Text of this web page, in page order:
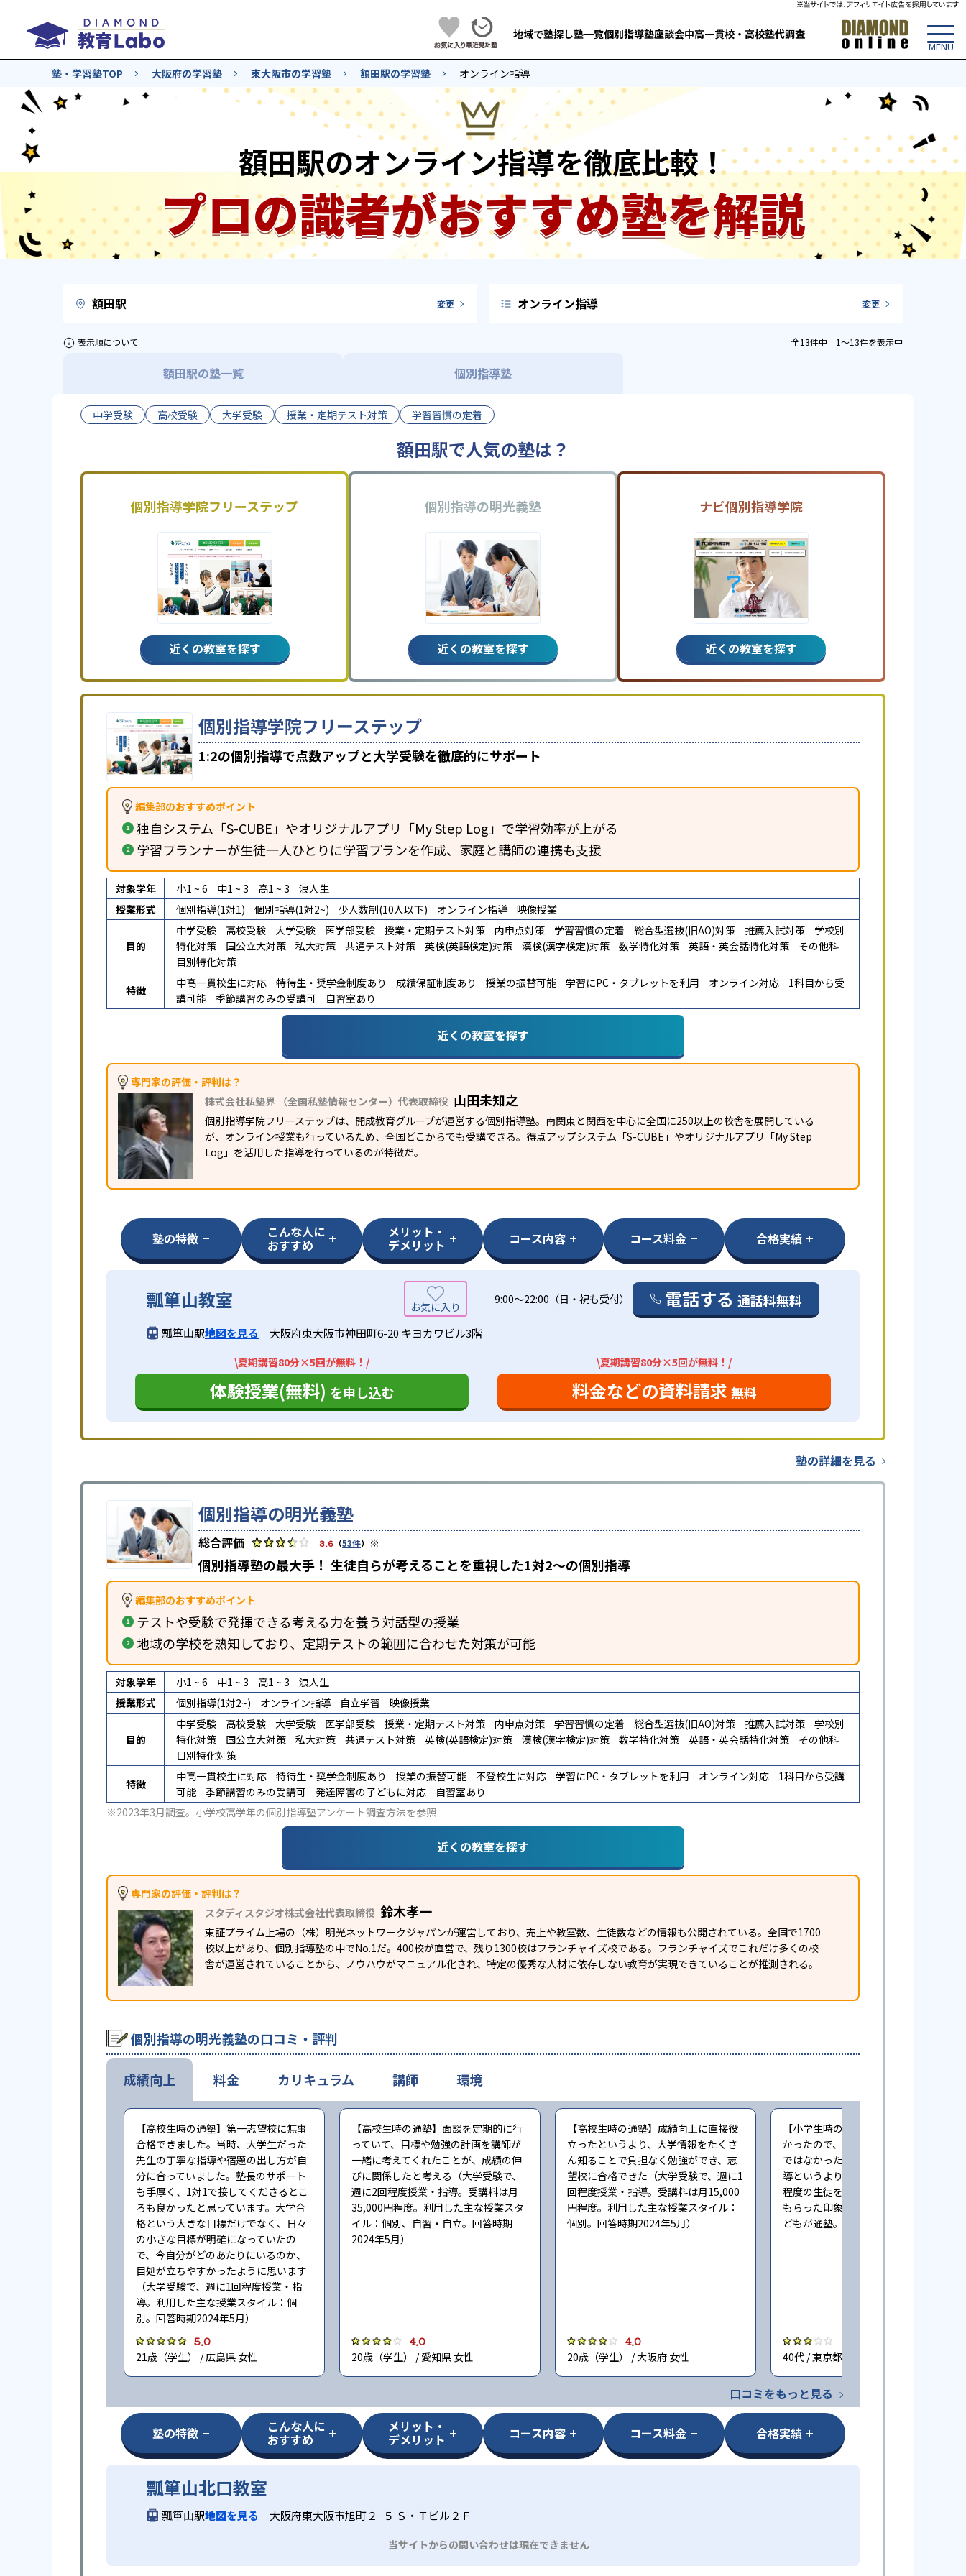
地域で塾探し塾一覧個別指導塾座談会中高一貫校・高校塾代調査
塾・学習塾TOP 大阪府の学習塾 東大阪市の学習塾 額田駅の学習塾 オンライン指導
額田駅のオンライン指導を徹底比較！
プロの識者がおすすめ塾を解説
額田駅 変更 オンライン指導 変更
表示順について 全13件中 1〜13件を表示中
額田駅の塾一覧 個別指導塾
中学受験 高校受験 大学受験 授業・定期テスト対策 学習習慣の定着
額田駅で人気の塾は？
個別指導学院フリーステップ
近くの教室を探す
個別指導の明光義塾
近くの教室を探す
ナビ個別指導学院
近くの教室を探す
個別指導学院フリーステップ
1:2の個別指導で点数アップと大学受験を徹底的にサポート
編集部のおすすめポイント
独自システム「S-CUBE」やオリジナルアプリ「My Step Log」で学習効率が上がる
学習プランナーが生徒一人ひとりに学習プランを作成、家庭と講師の連携も支援
対象学年 小1 ~ 6 中1 ~ 3 高1 ~ 3
浪人生
授業形式
個別指導(1対1) 個別指導(1対2~) 少人数制(10人以下) オンライン指導 映像授業
目的
中学受験 高校受験 大学受験 医学部受験 授業・定期テスト対策 内申点対策 学習習慣の定着 総合型選抜(旧AO)対策 推薦入試対策
学校別
特化対策
国公立大対策 私大対策 共通テスト対策 英検(英語検定)対策 漢検(漢字検定)対策 数学特化対策 英語・英会話特化対策
その他科
目別特化対策
特徴
中高一貫校生に対応 特待生・奨学金制度あり 成績保証制度あり 授業の振替可能 学習にPC・タブレットを利用 オンライン対応
1科目から受
講可能
季節講習のみの受講可 自習室あり
近くの教室を探す
専門家の評価・評判は？
株式会社私塾界 （全国私塾情報センター）代表取締役 山田未知之
個別指導学院フリーステップは、開成教育グループが運営する個別指導塾。南関東と関西を中心に全国に250以上の校舎を展開している
が、オンライン授業も行っているため、全国どこからでも受講できる。得点アップシステム「S-CUBE」やオリジナルアプリ「My Step
Log」を活用した指導を行っているのが特徴だ。
塾の特徴 こんな人に
おすすめ
メリット・
デメリット コース内容 コース料金 合格実績
瓢箪山教室 9:00～22:00（日・祝も受付） 電話する 通話料無料
瓢箪山駅地図を見る 大阪府東大阪市神田町6-20 キヨカワビル3階
\夏期講習80分×5回が無料！/
体験授業(無料) を申し込む
\夏期講習80分×5回が無料！/
料金などの資料請求 無料
塾の詳細を見る
個別指導の明光義塾
3.6 （53件） ※
個別指導塾の最大手！ 生徒自らが考えることを重視した1対2〜の個別指導
編集部のおすすめポイント
テストや受験で発揮できる考える力を養う対話型の授業
地域の学校を熟知しており、定期テストの範囲に合わせた対策が可能
対象学年 小1 ~ 6 中1 ~ 3 高1 ~ 3
浪人生
授業形式
個別指導(1対2~) オンライン指導 自立学習 映像授業
目的
中学受験 高校受験 大学受験 医学部受験 授業・定期テスト対策 内申点対策 学習習慣の定着 総合型選抜(旧AO)対策 推薦入試対策
学校別
特化対策
国公立大対策 私大対策 共通テスト対策 英検(英語検定)対策 漢検(漢字検定)対策 数学特化対策 英語・英会話特化対策
その他科
目別特化対策
特徴
中高一貫校生に対応 特待生・奨学金制度あり 授業の振替可能 不登校生に対応 学習にPC・タブレットを利用 オンライン対応
1科目から受講
可能
季節講習のみの受講可 発達障害の子どもに対応
自習室あり
※2023年3月調査。 小学校高学年の個別指導塾アンケート調査方法を参照
近くの教室を探す
専門家の評価・評判は？
スタディスタジオ株式会社代表取締役 鈴木孝一
東証プライム上場の（株）明光ネットワークジャパンが運営しており、売上や教室数、生徒数などの情報も公開されている。全国で1700
校以上があり、個別指導塾の中でNo.1だ。400校が直営で、残り1300校はフランチャイズ校である。フランチャイズでこれだけ多くの校
舎が運営されていることから、ノウハウがマニュアル化され、特定の優秀な人材に依存しない教育が実現できていることが推測される。
個別指導の明光義塾の口コミ・評判
成績向上
【高校生時の通塾】第一志望校に無事
合格できました。当時、大学生だった
先生の丁寧な指導や宿題の出し方が自
分に合っていました。塾長のサポート
も手厚く、1対1で接してくださるとこ
ろも良かったと思っています。大学合
格という大きな目標だけでなく、日々
の小さな目標が明確になっていたの
で、今自分がどのあたりにいるのか、
目処が立ちやすかったように思います
（大学受験で、週に1回程度授業・指
導。利用した主な授業スタイル：個
別。回答時期2024年5月）
5.0
21歳（学生） / 広島県 女性
【高校生時の通塾】面談を定期的に行
っていて、目標や勉強の計画を講師が
一緒に考えてくれたことが、成績の伸
びに関係したと考える（大学受験で、
週に2回程度授業・指導。受講料は月
35,000円程度。利用した主な授業スタ
イル：個別、自習・自立。回答時期
2024年5月）
4.0
20歳（学生） / 愛知県 女性
【高校生時の通塾】成績向上に直接役
立ったというより、大学情報をたくさ
ん知ることで負担なく勉強ができ、志
望校に合格できた（大学受験で、週に1
回程度授業・指導。受講料は月15,000
円程度。利用した主な授業スタイル：
個別。回答時期2024年5月）
4.0
20歳（学生） / 大阪府 女性
【小学生時の通塾】本人にやる気が無
かったので、成績向上するという感じ
ではなかった。また指導自体も個人指
導というより、一人の先生が一度に3人
程度の生徒をみており、きちんとみて
もらった印象ではない（小学6年時に子
どもが通塾。回答時期:2023年3月）
3.0
40代 / 東京都 女性
口コミをもっと見る
料金 カリキュラム 講師 環境
塾の特徴 こんな人に
おすすめ
メリット・
デメリット コース内容 コース料金 合格実績
瓢箪山北口教室
瓢箪山駅地図を見る 大阪府東大阪市旭町２−５ Ｓ・Ｔビル２Ｆ
当サイトからの問い合わせは現在できません